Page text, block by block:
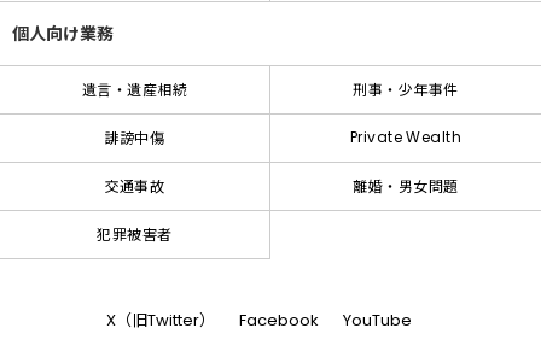
個人向け業務
遺言・遺産相続 刑事・少年事件
誹謗中傷 Private Wealth
交通事故 離婚・男女問題
犯罪被害者
X（旧Twitter） Facebook YouTube